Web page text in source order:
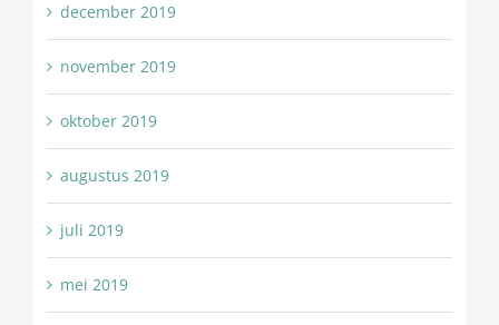
december 2019
november 2019
oktober 2019
augustus 2019
juli 2019
mei 2019